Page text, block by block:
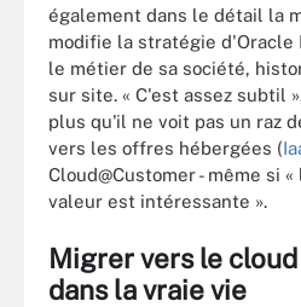
également dans le détail la
modifie la stratégie d'Oracle
le métier de sa société,
sur site. « C'est assez subtil
plus qu'il ne voit pas un raz
vers les offres hébergées (
Cloud@Customer - même si
valeur est intéressante ».
Migrer vers le cloud
dans la vraie vie